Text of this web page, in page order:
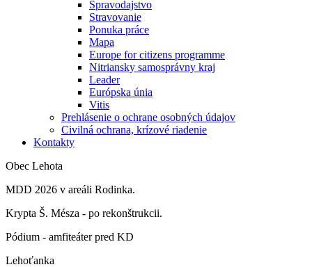
Spravodajstvo
Stravovanie
Ponuka práce
Mapa
Europe for citizens programme
Nitriansky samosprávny kraj
Leader
Európska únia
Vitis
Prehlásenie o ochrane osobných údajov
Civilná ochrana, krízové riadenie
Kontakty
Obec Lehota
MDD 2026 v areáli Rodinka.
Krypta Š. Mésza - po rekonštrukcii.
Pódium - amfiteáter pred KD
Lehoťanka